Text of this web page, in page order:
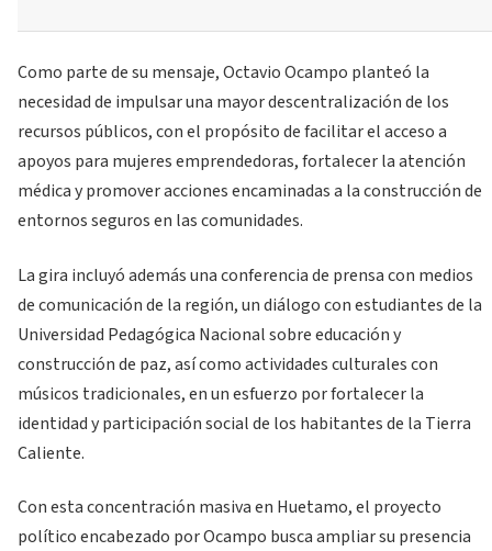
Como parte de su mensaje, Octavio Ocampo planteó la
necesidad de impulsar una mayor descentralización de los
recursos públicos, con el propósito de facilitar el acceso a
apoyos para mujeres emprendedoras, fortalecer la atención
médica y promover acciones encaminadas a la construcción de
entornos seguros en las comunidades.
La gira incluyó además una conferencia de prensa con medios
de comunicación de la región, un diálogo con estudiantes de la
Universidad Pedagógica Nacional sobre educación y
construcción de paz, así como actividades culturales con
músicos tradicionales, en un esfuerzo por fortalecer la
identidad y participación social de los habitantes de la Tierra
Caliente.
Con esta concentración masiva en Huetamo, el proyecto
político encabezado por Ocampo busca ampliar su presencia